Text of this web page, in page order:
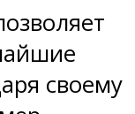
своему